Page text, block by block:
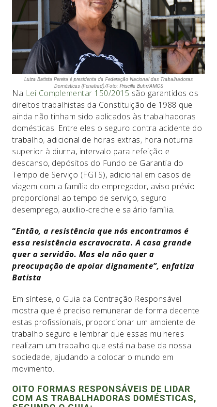
Luiza Batista Pereira é presidenta da Federação Nacional das Trabalhadoras
Domésticas (Fenatrad)/Foto: Priscilla Buhr/AMCS
Na Lei Complementar 150/2015 são garantidos os
direitos trabalhistas da Constituição de 1988 que
ainda não tinham sido aplicados às trabalhadoras
domésticas. Entre eles o seguro contra acidente do
trabalho, adicional de horas extras, hora noturna
superior à diurna, intervalo para refeição e
descanso, depósitos do Fundo de Garantia do
Tempo de Serviço (FGTS), adicional em casos de
viagem com a família do empregador, aviso prévio
proporcional ao tempo de serviço, seguro
desemprego, auxílio-creche e salário família.
“Então, a resistência que nós encontramos é
essa resistência escravocrata. A casa grande
quer a servidão. Mas ela não quer a
preocupação de apoiar dignamente”, enfatiza
Batista
Em síntese, o Guia da Contração Responsável
mostra que é preciso remunerar de forma decente
estas profissionais, proporcionar um ambiente de
trabalho seguro e lembrar que essas mulheres
realizam um trabalho que está na base da nossa
sociedade, ajudando a colocar o mundo em
movimento.
OITO FORMAS RESPONSÁVEIS DE LIDAR
COM AS TRABALHADORAS DOMÉSTICAS,